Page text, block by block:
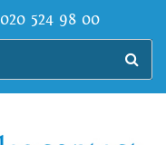
020 524 98 00